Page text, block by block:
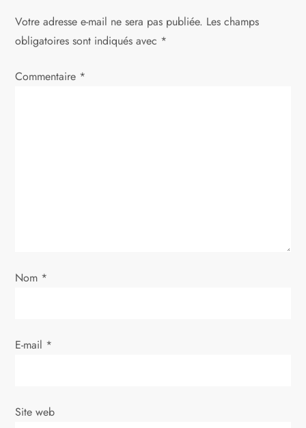
a
t
i
’
r
i
Votre adresse e-mail ne sera pas publiée. Les champs
obligatoires sont indiqués avec *
Commentaire *
Nom *
E-mail *
Site web